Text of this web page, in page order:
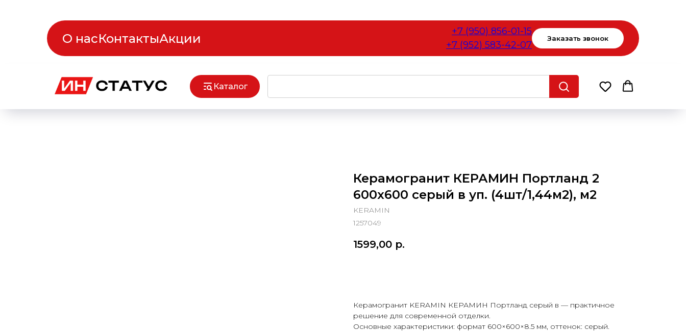
О насКонтактыАкции
+7 (950) 856-01-15
+7 (952) 583-42-07
Заказать звонок
Каталог
Керамогранит КЕРАМИН Портланд 2
600х600 серый в уп. (4шт/1,44м2), м2
KERAMIN
1257049
1599,00 р.
Керамогранит KERAMIN КЕРАМИН Портланд серый в — практичное
решение для современной отделки.
Основные характеристики: формат 600×600×8.5 мм, оттенок: серый.